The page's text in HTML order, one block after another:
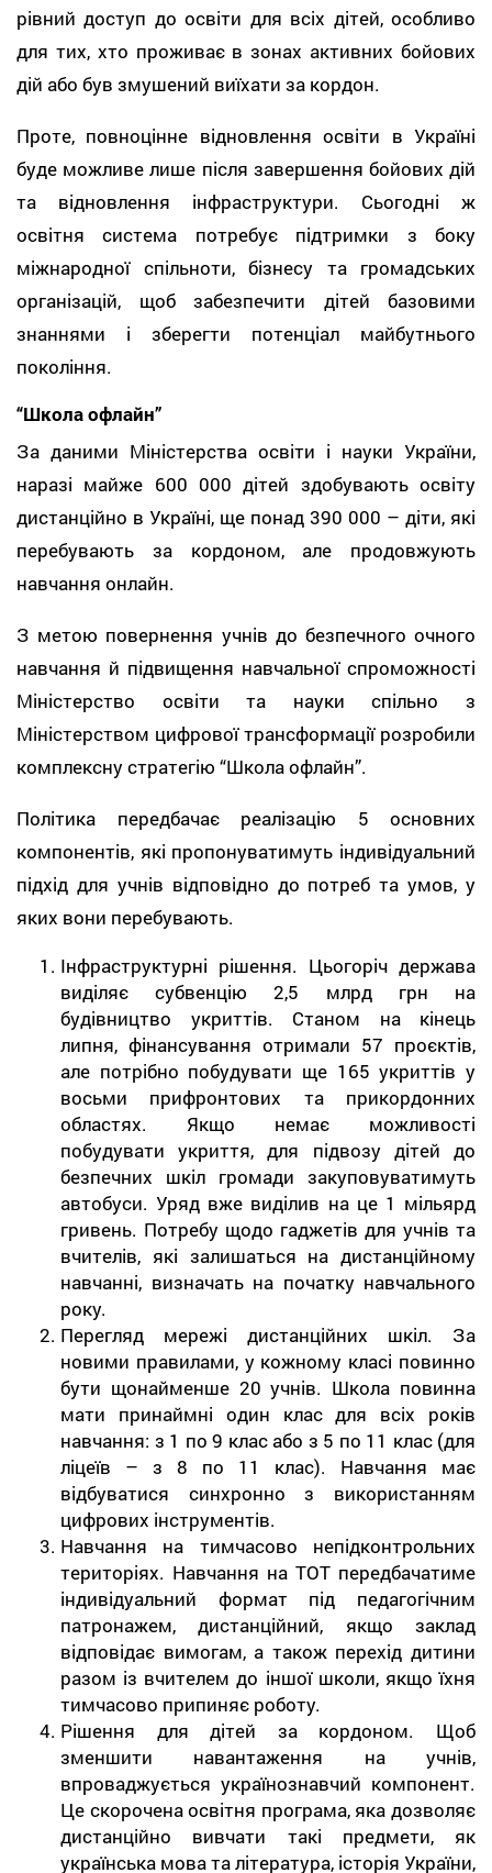
рівний доступ до освіти для всіх дітей, особливо
для тих, хто проживає в зонах активних бойових
дій або був змушений виїхати за кордон.
Проте, повноцінне відновлення освіти в Україні
буде можливе лише після завершення бойових дій
та відновлення інфраструктури. Сьогодні ж
освітня система потребує підтримки з боку
міжнародної спільноти, бізнесу та громадських
організацій, щоб забезпечити дітей базовими
знаннями і зберегти потенціал майбутнього
покоління.
“Школа офлайн”
За даними Міністерства освіти і науки України,
наразі майже 600 000 дітей здобувають освіту
дистанційно в Україні, ще понад 390 000 – діти, які
перебувають за кордоном, але продовжують
навчання онлайн.
З метою повернення учнів до безпечного очного
навчання й підвищення навчальної спроможності
Міністерство освіти та науки спільно з
Міністерством цифрової трансформації розробили
комплексну стратегію “Школа офлайн”.
Політика передбачає реалізацію 5 основних
компонентів, які пропонуватимуть індивідуальний
підхід для учнів відповідно до потреб та умов, у
яких вони перебувають.
Інфраструктурні рішення. Цьогоріч держава
виділяє субвенцію 2,5 млрд грн на
будівництво укриттів. Станом на кінець
липня, фінансування отримали 57 проєктів,
але потрібно побудувати ще 165 укриттів у
восьми прифронтових та прикордонних
областях. Якщо немає можливості
побудувати укриття, для підвозу дітей до
безпечних шкіл громади закуповуватимуть
автобуси. Уряд вже виділив на це 1 мільярд
гривень. Потребу щодо гаджетів для учнів та
вчителів, які залишаться на дистанційному
навчанні, визначать на початку навчального
року.
Перегляд мережі дистанційних шкіл. За
новими правилами, у кожному класі повинно
бути щонайменше 20 учнів. Школа повинна
мати принаймні один клас для всіх років
навчання: з 1 по 9 клас або з 5 по 11 клас (для
ліцеїв – з 8 по 11 клас). Навчання має
відбуватися синхронно з використанням
цифрових інструментів.
Навчання на тимчасово непідконтрольних
територіях. Навчання на ТОТ передбачатиме
індивідуальний формат під педагогічним
патронажем, дистанційний, якщо заклад
відповідає вимогам, а також перехід дитини
разом із вчителем до іншої школи, якщо їхня
тимчасово припиняє роботу.
Рішення для дітей за кордоном. Щоб
зменшити навантаження на учнів,
впроваджується українознавчий компонент.
Це скорочена освітня програма, яка дозволяє
дистанційно вивчати такі предмети, як
українська мова та література, історія України,